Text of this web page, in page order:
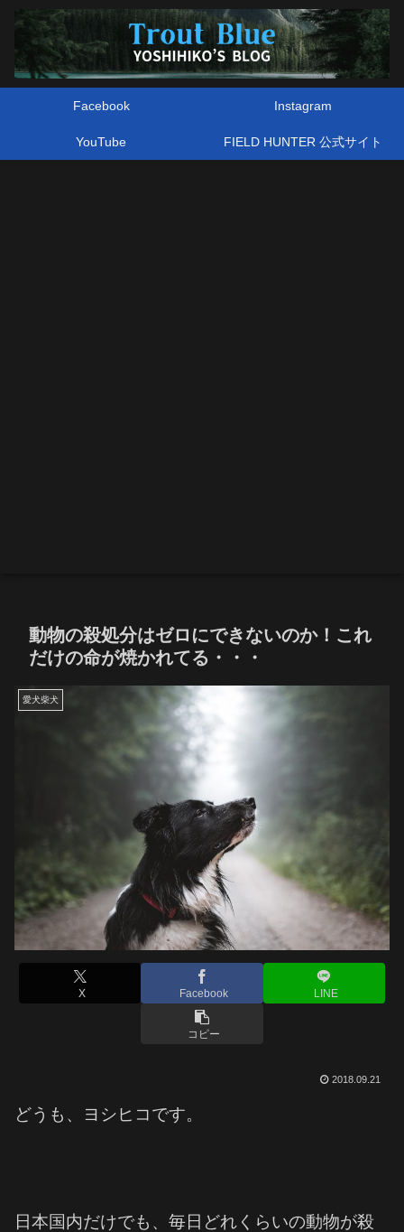
Facebook Instagram
YouTube FIELD HUNTER 公式サイト
動物の殺処分はゼロにできないのか！これ
だけの命が焼かれてる・・・
愛犬柴犬
X Facebook LINE
コピー
2018.09.21
どうも、ヨシヒコです。
日本国内だけでも、毎日どれくらいの動物が殺